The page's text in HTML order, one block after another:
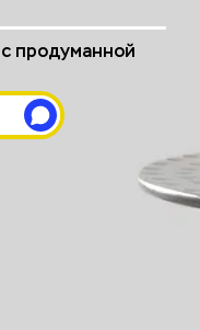
продуманной